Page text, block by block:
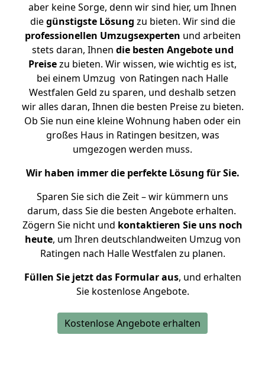
aber keine Sorge, denn wir sind hier, um Ihnen
diegünstigste Lösung zu bieten. Wir sind die
professionellen Umzugsexperten und arbeiten
stets daran, Ihnen die besten Angebote und
Preisezu bieten. Wir wissen, wie wichtig es ist,
bei einem Umzug von Ratingen nach Halle
Westfalen Geld zu sparen, und deshalb setzen
wir alles daran, Ihnen die besten Preise zu bieten.
Ob Sie nun eine kleine Wohnung haben oder ein
großes Haus in Ratingen besitzen, was
umgezogen werden muss.
Wir haben immer die perfekte Lösung für Sie.
Sparen Sie sich die Zeit – wir kümmern uns
darum, dass Sie die besten Angebote erhalten.
Zögern Sie nicht und kontaktieren Sie uns noch
heute, um Ihren deutschlandweiten Umzug von
Ratingen nach Halle Westfalen zu planen.
Füllen Sie jetzt das Formular aus, und erhalten
Sie kostenlose Angebote.
Kostenlose Angebote erhalten